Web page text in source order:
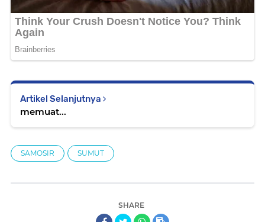
Artikel Selanjutnya
memuat...
SAMOSIR SUMUT
SHARE